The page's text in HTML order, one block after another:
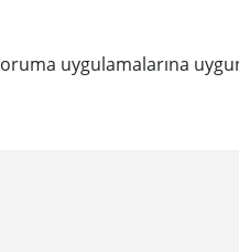
uygulamalarına